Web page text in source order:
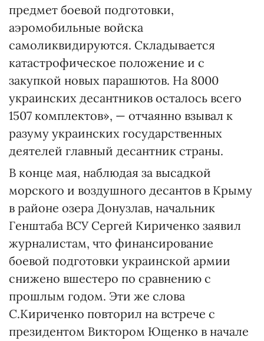
предмет боевой подготовки,
аэромобильные войска
самоликвидируются. Складывается
катастрофическое положение и с
закупкой новых парашютов. На 8000
украинских десантников осталось всего
1507 комплектов», — отчаянно взывал к
разуму украинских государственных
деятелей главный десантник страны.
В конце мая, наблюдая за высадкой
морского и воздушного десантов в Крыму
в районе озера Донузлав, начальник
Генштаба ВСУ Сергей Кириченко заявил
журналистам, что финансирование
боевой подготовки украинской армии
снижено вшестеро по сравнению с
прошлым годом. Эти же слова
С.Кириченко повторил на встрече с
президентом Виктором Ющенко в начале